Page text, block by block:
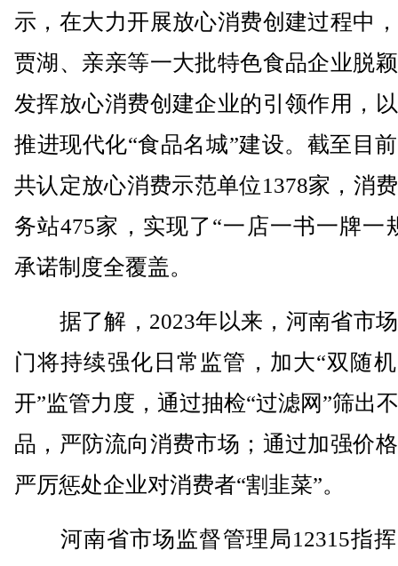
示，在大力开展放心消费创建过程中
贾湖、亲亲等一大批特色食品企业脱
发挥放心消费创建企业的引领作用，
推进现代化“食品名城”建设。截至目
共认定放心消费示范单位1378家，消
务站475家，实现了“一店一书一牌一
承诺制度全覆盖。
据了解，2023年以来，河南省市
门将持续强化日常监管，加大“双随
开”监管力度，通过抽检“过滤网”筛出
品，严防流向消费市场；通过加强价
严厉惩处企业对消费者“割韭菜”。
河南省市场监督管理局12315指挥